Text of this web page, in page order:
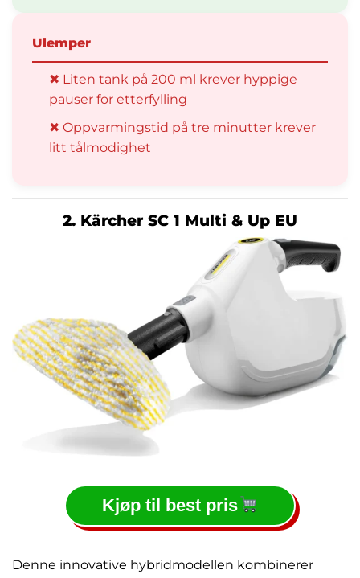
Ulemper
✖ Liten tank på 200 ml krever hyppige
pauser for etterfylling
✖ Oppvarmingstid på tre minutter krever
litt tålmodighet
2. Kärcher SC 1 Multi & Up EU
Kjøp til best pris
Denne innovative hybridmodellen kombinerer